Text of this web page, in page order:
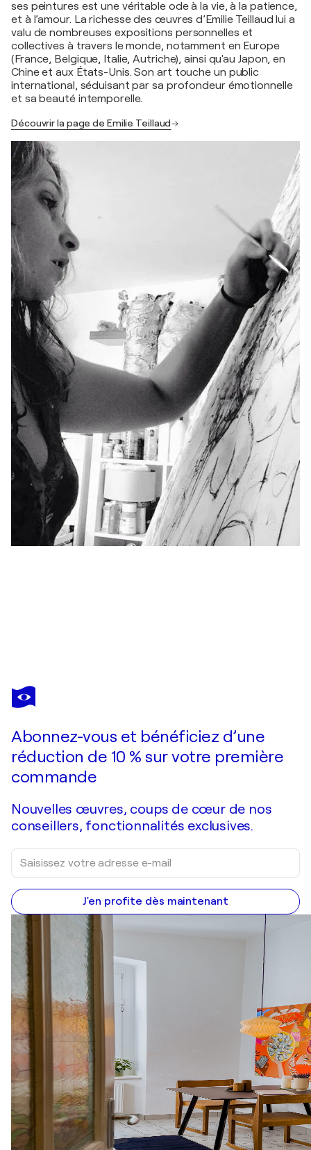
ses peintures est une véritable ode à la vie, à la patience,
et à l’amour. La richesse des œuvres d’Emilie Teillaud lui a
valu de nombreuses expositions personnelles et
collectives à travers le monde, notamment en Europe
(France, Belgique, Italie, Autriche), ainsi qu'au Japon, en
Chine et aux États-Unis. Son art touche un public
international, séduisant par sa profondeur émotionnelle
et sa beauté intemporelle.
Découvrir la page de Emilie Teillaud
EMILIE TEILLAUD
Dès l’Aube
Abonnez-vous et bénéficiez d’une
réduction de 10 % sur votre première
commande
Nouvelles œuvres, coups de cœur de nos
conseillers, fonctionnalités exclusives.
J'en profite dès maintenant